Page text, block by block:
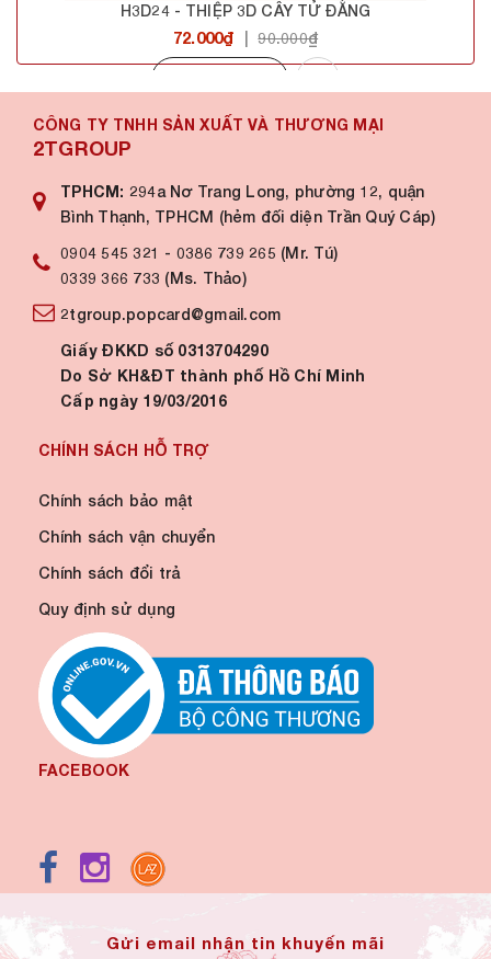
H3D24 - THIỆP 3D CÂY TỬ ĐẰNG
72.000₫ 90.000₫
CÔNG TY TNHH SẢN XUẤT VÀ THƯƠNG MẠI
2TGROUP
TPHCM: 294a Nơ Trang Long, phường 12, quận
Bình Thạnh, TPHCM (hẻm đối diện Trần Quý Cáp)
0904 545 321 - 0386 739 265 (Mr. Tú)
0339 366 733 (Ms. Thảo)
2tgroup.popcard@gmail.com
Giấy ĐKKD số 0313704290
Do Sở KH&ĐT thành phố Hồ Chí Minh
Cấp ngày 19/03/2016
CHÍNH SÁCH HỖ TRỢ
Chính sách bảo mật
Chính sách vận chuyển
Chính sách đổi trả
Quy định sử dụng
FACEBOOK
Gửi email nhận tin khuyến mãi